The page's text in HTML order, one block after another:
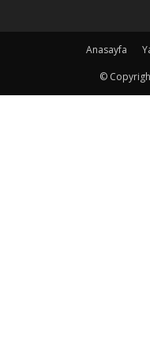
Anasayfa
©